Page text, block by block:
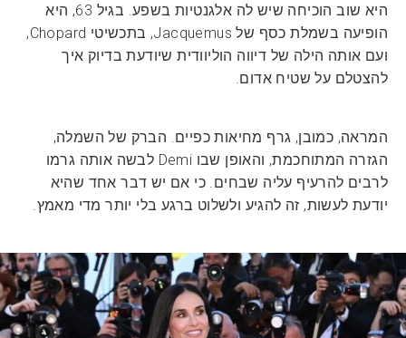
היא שוב הוכיחה שיש לה אלגנטיות בשפע. בגיל 63, היא
הופיעה בשמלת כסף של Jacquemus, בתכשיטי Chopard,
ועם אותה הילה של דיווה הוליוודית שיודעת בדיוק איך
להצטלם על שטיח אדום.
המראה, כמובן, גרף מחיאות כפיים. הברק של השמלה,
הגזרה המתוחכמת, והאופן שבו Demi לבשה אותה גרמו
לרבים להרעיף עליה שבחים. כי אם יש דבר אחד שהיא
יודעת לעשות, זה להגיע ולשלוט ברגע בלי יותר מדי מאמץ.